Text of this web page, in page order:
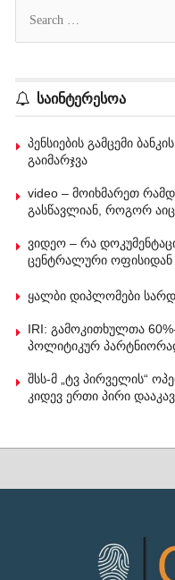
საინტერესოა
პენსიების გამცემი
გაიმარჯვა
video – მოიხმარეთ
გასწავლიან, როგორ
ვიდეო – რა
ცენტრალური ოფისიდან
ყალბი დიპლომები
IRI: გამოკითხულთა
პოლიტიკურ
შსს-მ „ტვ პირველის“
კიდევ ერთი პირი